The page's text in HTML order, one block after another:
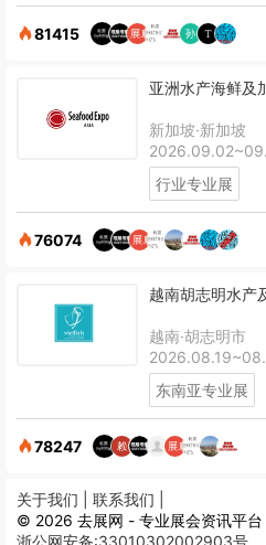
81415
亚洲水产海鲜及
新加坡·新加坡
行业专业展
76074
越南胡志明水产
越南·胡志明市
东南亚专业展
78247
关于我们 | 联系我们 |
© 2026 去展网 - 专业展会资讯平台
浙公网安备:33010302002903号